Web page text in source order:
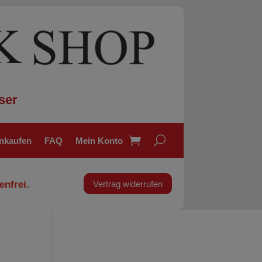
FAQ Mein Konto
Vertrag widerrufen